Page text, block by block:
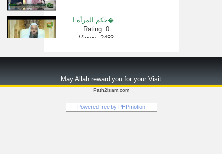
حكم المرأة ا�...
Rating: 0
Views: 2483
Views: 2576
❤️ الشيخ مح�...
Rating: 0
May Allah reward you for your Visit
Path2islam.com
Powered free by PHPmotion